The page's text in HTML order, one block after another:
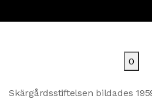
0
Skärgårdsstiftelsen bildades